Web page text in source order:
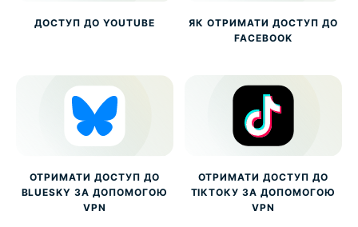
ДОСТУП ДО YOUTUBE
ЯК ОТРИМАТИ ДОСТУП ДО
FACEBOOK
ОТРИМАТИ ДОСТУП ДО
BLUESKY ЗА ДОПОМОГОЮ
VPN
ОТРИМАТИ ДОСТУП ДО
ТІКТОКУ ЗА ДОПОМОГОЮ
VPN